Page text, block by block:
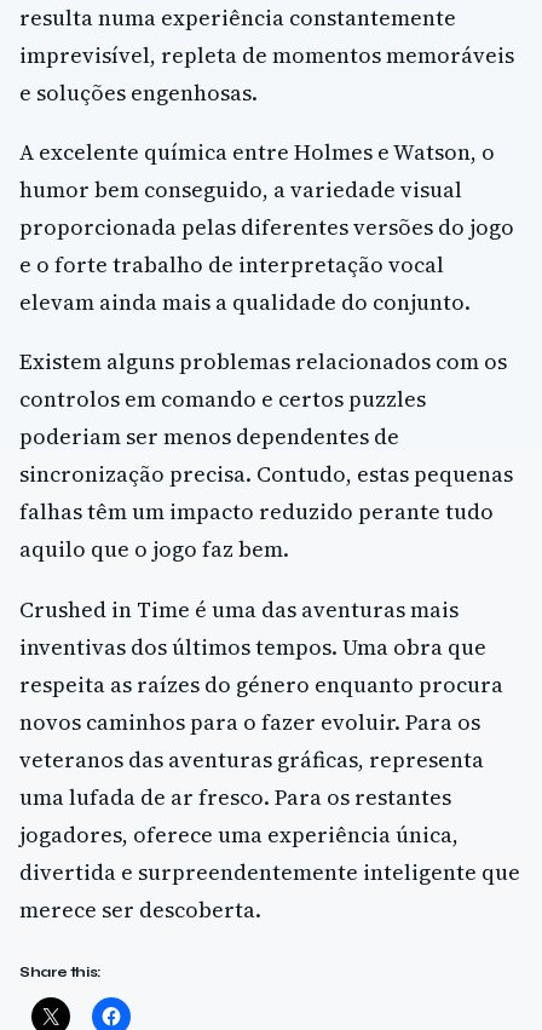
resulta numa experiência constantemente
imprevisível, repleta de momentos memoráveis
e soluções engenhosas.
A excelente química entre Holmes e Watson, o
humor bem conseguido, a variedade visual
proporcionada pelas diferentes versões do jogo
e o forte trabalho de interpretação vocal
elevam ainda mais a qualidade do conjunto.
Existem alguns problemas relacionados com os
controlos em comando e certos puzzles
poderiam ser menos dependentes de
sincronização precisa. Contudo, estas pequenas
falhas têm um impacto reduzido perante tudo
aquilo que o jogo faz bem.
Crushed in Time é uma das aventuras mais
inventivas dos últimos tempos. Uma obra que
respeita as raízes do género enquanto procura
novos caminhos para o fazer evoluir. Para os
veteranos das aventuras gráficas, representa
uma lufada de ar fresco. Para os restantes
jogadores, oferece uma experiência única,
divertida e surpreendentemente inteligente que
merece ser descoberta.
Share this: